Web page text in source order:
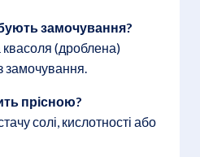
замочування?
(дроблена)
замочування.
прісною?
солі, кислотності або